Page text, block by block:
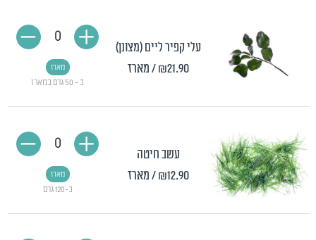
עלי קפיר ליים (מצונן)
₪21.90 / מארז
כ - 50 גרם במארז
מארז
0
עשב חיטה
₪12.90 / מארז
כ-120 גרם
מארז
0